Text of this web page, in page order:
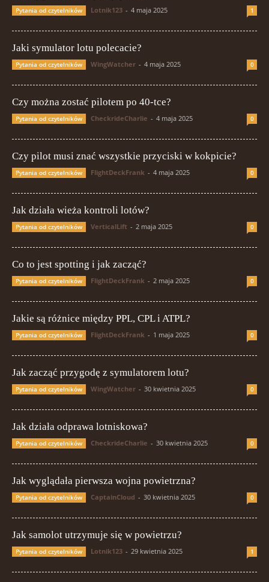
Pytania od czytelników Lotnik123 - 4 maja 2025 1
Jaki symulator lotu polecacie?
Pytania od czytelników WingWatcher - 4 maja 2025 0
Czy można zostać pilotem po 40-tce?
Pytania od czytelników CheckrideCharlie - 4 maja 2025 0
Czy pilot musi znać wszystkie przyciski w kokpicie?
Pytania od czytelników FlightDeckFrank - 4 maja 2025 0
Jak działa wieża kontroli lotów?
Pytania od czytelników VerticalLift - 2 maja 2025 0
Co to jest spotting i jak zacząć?
Pytania od czytelników FlightDeckFrank - 2 maja 2025 0
Jakie są różnice między PPL, CPL i ATPL?
Pytania od czytelników FlightDeckFrank - 1 maja 2025 0
Jak zacząć przygodę z symulatorem lotu?
Pytania od czytelników WingWatcher - 30 kwietnia 2025 0
Jak działa odprawa lotniskowa?
Pytania od czytelników CheckrideCharlie - 30 kwietnia 2025 0
Jak wyglądała pierwsza wojna powietrzna?
Pytania od czytelników CaptainCloud - 30 kwietnia 2025 0
Jak samolot utrzymuje się w powietrzu?
Pytania od czytelników Lotnik123 - 29 kwietnia 2025 1